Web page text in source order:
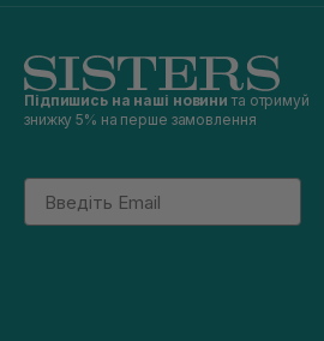
Підпишись на наші новини та отримуй
знижку 5% на перше замовлення
Email